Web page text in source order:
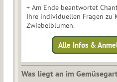
+ Am Ende beantwortet
Ihre individuellen Fragen zu
Zwiebelblumen.
Alle Infos &
Was liegt an im